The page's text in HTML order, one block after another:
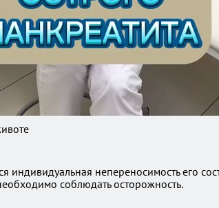
индивидуальная непереносимость его
соблюдать осторожность.